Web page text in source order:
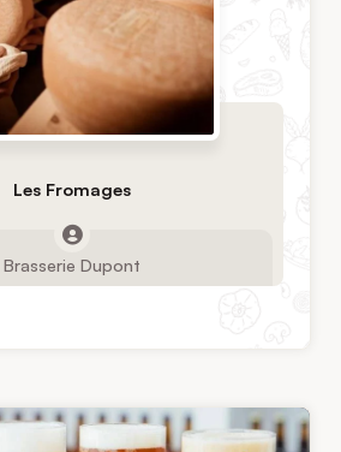
Les Fromages
Brasserie Dupont